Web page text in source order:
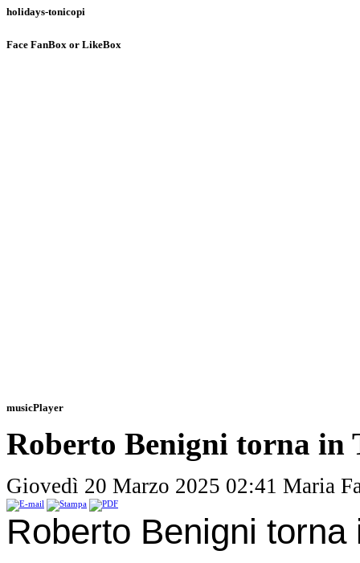
holidays-tonicopi
Face FanBox or LikeBox
musicPlayer
Roberto Benigni torna in
Giovedì 20 Marzo 2025 02:41 Maria
Roberto Benigni